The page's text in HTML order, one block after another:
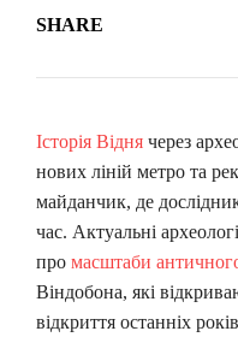
SHARE
Історія Відня через
нових ліній метро та
майданчик, де
час. Актуальні
про масштаби
Віндобона, які
відкриття останніх